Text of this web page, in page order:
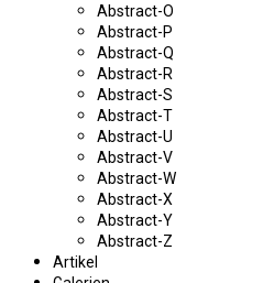
Abstract-O
Abstract-P
Abstract-Q
Abstract-R
Abstract-S
Abstract-T
Abstract-U
Abstract-V
Abstract-W
Abstract-X
Abstract-Y
Abstract-Z
Artikel